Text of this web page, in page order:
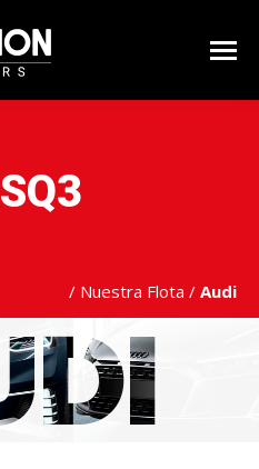
/ Nuestra Flota / Audi